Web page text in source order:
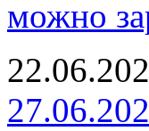
можно